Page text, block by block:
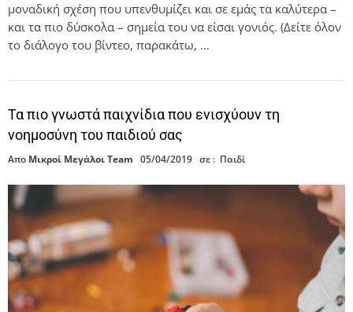
μοναδική σχέση που υπενθυμίζει και σε εμάς τα καλύτερα –
και τα πιο δύσκολα – σημεία του να είσαι γονιός. (Δείτε όλον
το διάλογο του βίντεο, παρακάτω, …
Τα πιο γνωστά παιχνίδια που ενισχύουν τη
νοημοσύνη του παιδιού σας
Απο Μικροί Μεγάλοι Team 05/04/2019 σε : Παιδί